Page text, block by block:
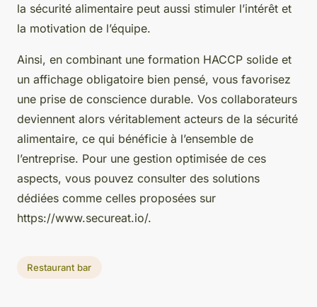
la sécurité alimentaire peut aussi stimuler l’intérêt et
la motivation de l’équipe.
Ainsi, en combinant une formation HACCP solide et
un affichage obligatoire bien pensé, vous favorisez
une prise de conscience durable. Vos collaborateurs
deviennent alors véritablement acteurs de la sécurité
alimentaire, ce qui bénéficie à l’ensemble de
l’entreprise. Pour une gestion optimisée de ces
aspects, vous pouvez consulter des solutions
dédiées comme celles proposées sur
https://www.secureat.io/.
Restaurant bar